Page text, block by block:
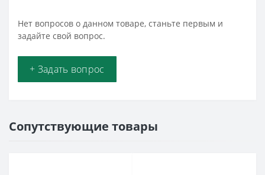
Нет вопросов о данном товаре, станьте первым и
задайте свой вопрос.
+ Задать вопрос
Сопутствующие товары